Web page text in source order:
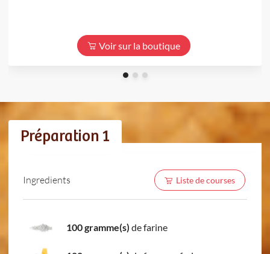
Voir sur la boutique
Préparation 1
Ingredients Liste de courses
100 gramme(s) de farine